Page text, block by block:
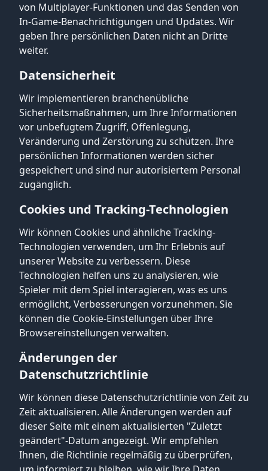
von Multiplayer-Funktionen und das Senden von
In-Game-Benachrichtigungen und Updates. Wir
geben Ihre persönlichen Daten nicht an Dritte
weiter.
Datensicherheit
Wir implementieren branchenübliche
Sicherheitsmaßnahmen, um Ihre Informationen
vor unbefugtem Zugriff, Offenlegung,
Veränderung und Zerstörung zu schützen. Ihre
persönlichen Informationen werden sicher
gespeichert und sind nur autorisiertem Personal
zugänglich.
Cookies und Tracking-Technologien
Wir können Cookies und ähnliche Tracking-
Technologien verwenden, um Ihr Erlebnis auf
unserer Website zu verbessern. Diese
Technologien helfen uns zu analysieren, wie
Spieler mit dem Spiel interagieren, was es uns
ermöglicht, Verbesserungen vorzunehmen. Sie
können die Cookie-Einstellungen über Ihre
Browsereinstellungen verwalten.
Änderungen der
Datenschutzrichtlinie
Wir können diese Datenschutzrichtlinie von Zeit zu
Zeit aktualisieren. Alle Änderungen werden auf
dieser Seite mit einem aktualisierten "Zuletzt
geändert"-Datum angezeigt. Wir empfehlen
Ihnen, die Richtlinie regelmäßig zu überprüfen,